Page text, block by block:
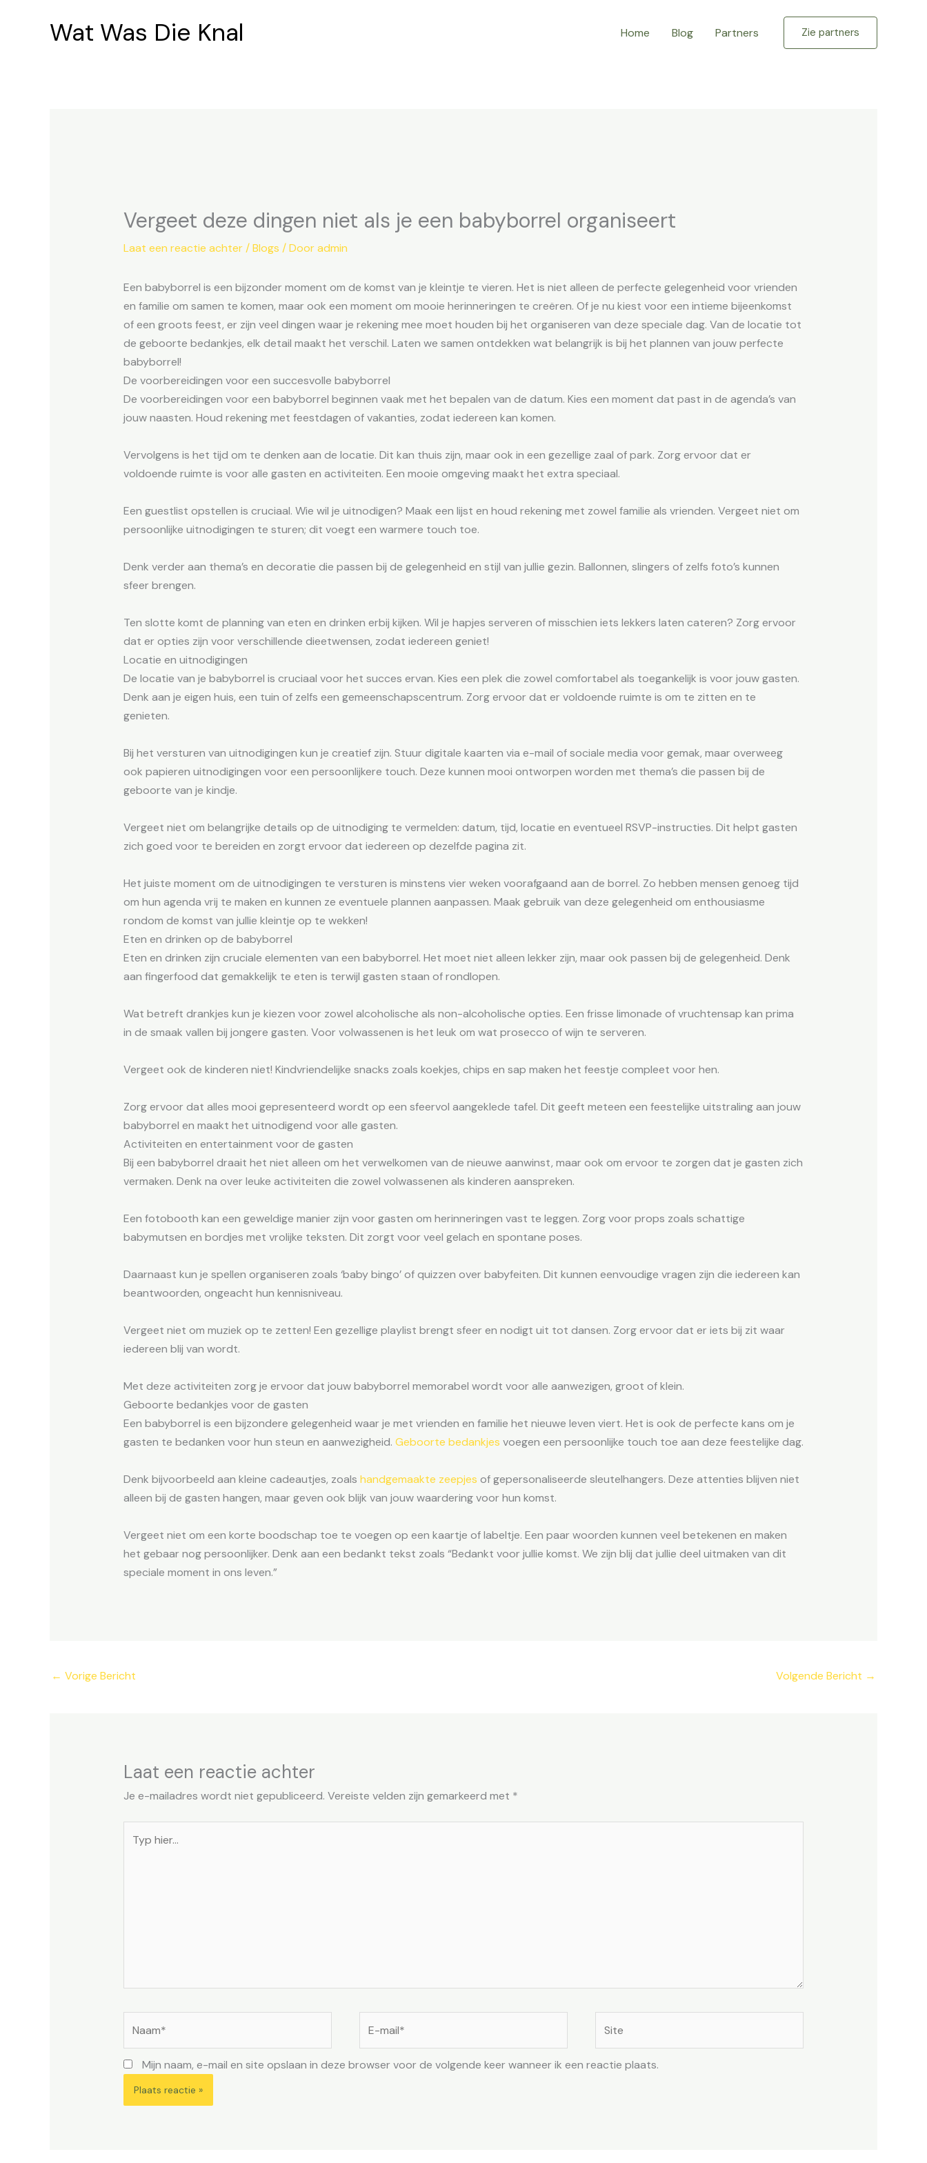
Wat Was Die Knal Home Blog Partners Zie partners
Vergeet deze dingen niet als je een babyborrel organiseert
Laat een reactie achter /Blogs / Dooradmin
Een babyborrel is een bijzonder moment om de komst van je kleintje te vieren. Het is niet alleen de perfecte gelegenheid voor vrienden
en familie om samen te komen, maar ook een moment om mooie herinneringen te creëren. Of je nu kiest voor een intieme bijeenkomst
of een groots feest, er zijn veel dingen waar je rekening mee moet houden bij het organiseren van deze speciale dag. Van de locatie tot
de geboorte bedankjes, elk detail maakt het verschil. Laten we samen ontdekken wat belangrijk is bij het plannen van jouw perfecte
babyborrel!
De voorbereidingen voor een succesvolle babyborrel
De voorbereidingen voor een babyborrel beginnen vaak met het bepalen van de datum. Kies een moment dat past in de agenda’s van
jouw naasten. Houd rekening met feestdagen of vakanties, zodat iedereen kan komen.
Vervolgens is het tijd om te denken aan de locatie. Dit kan thuis zijn, maar ook in een gezellige zaal of park. Zorg ervoor dat er
voldoende ruimte is voor alle gasten en activiteiten. Een mooie omgeving maakt het extra speciaal.
Een guestlist opstellen is cruciaal. Wie wil je uitnodigen? Maak een lijst en houd rekening met zowel familie als vrienden. Vergeet niet om
persoonlijke uitnodigingen te sturen; dit voegt een warmere touch toe.
Denk verder aan thema’s en decoratie die passen bij de gelegenheid en stijl van jullie gezin. Ballonnen, slingers of zelfs foto’s kunnen
sfeer brengen.
Ten slotte komt de planning van eten en drinken erbij kijken. Wil je hapjes serveren of misschien iets lekkers laten cateren? Zorg ervoor
dat er opties zijn voor verschillende dieetwensen, zodat iedereen geniet!
Locatie en uitnodigingen
De locatie van je babyborrel is cruciaal voor het succes ervan. Kies een plek die zowel comfortabel als toegankelijk is voor jouw gasten.
Denk aan je eigen huis, een tuin of zelfs een gemeenschapscentrum. Zorg ervoor dat er voldoende ruimte is om te zitten en te
genieten.
Bij het versturen van uitnodigingen kun je creatief zijn. Stuur digitale kaarten via e-mail of sociale media voor gemak, maar overweeg
ook papieren uitnodigingen voor een persoonlijkere touch. Deze kunnen mooi ontworpen worden met thema’s die passen bij de
geboorte van je kindje.
Vergeet niet om belangrijke details op de uitnodiging te vermelden: datum, tijd, locatie en eventueel RSVP-instructies. Dit helpt gasten
zich goed voor te bereiden en zorgt ervoor dat iedereen op dezelfde pagina zit.
Het juiste moment om de uitnodigingen te versturen is minstens vier weken voorafgaand aan de borrel. Zo hebben mensen genoeg tijd
om hun agenda vrij te maken en kunnen ze eventuele plannen aanpassen. Maak gebruik van deze gelegenheid om enthousiasme
rondom de komst van jullie kleintje op te wekken!
Eten en drinken op de babyborrel
Eten en drinken zijn cruciale elementen van een babyborrel. Het moet niet alleen lekker zijn, maar ook passen bij de gelegenheid. Denk
aan fingerfood dat gemakkelijk te eten is terwijl gasten staan of rondlopen.
Wat betreft drankjes kun je kiezen voor zowel alcoholische als non-alcoholische opties. Een frisse limonade of vruchtensap kan prima
in de smaak vallen bij jongere gasten. Voor volwassenen is het leuk om wat prosecco of wijn te serveren.
Vergeet ook de kinderen niet! Kindvriendelijke snacks zoals koekjes, chips en sap maken het feestje compleet voor hen.
Zorg ervoor dat alles mooi gepresenteerd wordt op een sfeervol aangeklede tafel. Dit geeft meteen een feestelijke uitstraling aan jouw
babyborrel en maakt het uitnodigend voor alle gasten.
Activiteiten en entertainment voor de gasten
Bij een babyborrel draait het niet alleen om het verwelkomen van de nieuwe aanwinst, maar ook om ervoor te zorgen dat je gasten zich
vermaken. Denk na over leuke activiteiten die zowel volwassenen als kinderen aanspreken.
Een fotobooth kan een geweldige manier zijn voor gasten om herinneringen vast te leggen. Zorg voor props zoals schattige
babymutsen en bordjes met vrolijke teksten. Dit zorgt voor veel gelach en spontane poses.
Daarnaast kun je spellen organiseren zoals ‘baby bingo’ of quizzen over babyfeiten. Dit kunnen eenvoudige vragen zijn die iedereen kan
beantwoorden, ongeacht hun kennisniveau.
Vergeet niet om muziek op te zetten! Een gezellige playlist brengt sfeer en nodigt uit tot dansen. Zorg ervoor dat er iets bij zit waar
iedereen blij van wordt.
Met deze activiteiten zorg je ervoor dat jouw babyborrel memorabel wordt voor alle aanwezigen, groot of klein.
Geboorte bedankjes voor de gasten
Een babyborrel is een bijzondere gelegenheid waar je met vrienden en familie het nieuwe leven viert. Het is ook de perfecte kans om je
gasten te bedanken voor hun steun en aanwezigheid. Geboorte bedankjes voegen een persoonlijke touch toe aan deze feestelijke dag.
Denk bijvoorbeeld aan kleine cadeautjes, zoals handgemaakte zeepjes of gepersonaliseerde sleutelhangers. Deze attenties blijven niet
alleen bij de gasten hangen, maar geven ook blijk van jouw waardering voor hun komst.
Vergeet niet om een korte boodschap toe te voegen op een kaartje of labeltje. Een paar woorden kunnen veel betekenen en maken
het gebaar nog persoonlijker. Denk aan een bedankt tekst zoals “Bedankt voor jullie komst. We zijn blij dat jullie deel uitmaken van dit
speciale moment in ons leven.”
← Vorige Bericht Volgende Bericht →
Laat een reactie achter
Je e-mailadres wordt niet gepubliceerd. Vereiste velden zijn gemarkeerd met *
hier...
Mijn naam, e-mail en site opslaan in deze browser voor de volgende keer wanneer ik een reactie plaats.